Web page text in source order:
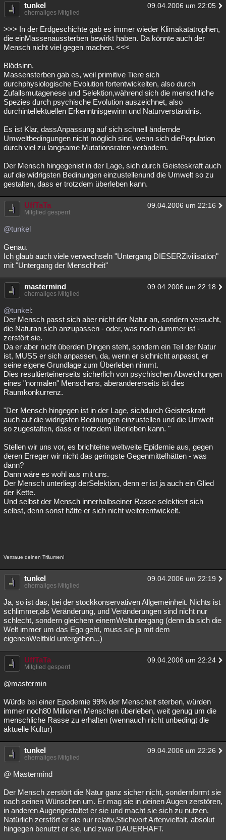
tunkel 09.04.2006 um 22:05
ehemaliges Mitglied
>>> In der Erdgeschichte gab es immer wieder Klimakatatrophen,
die einMassenaussterben bewirkt haben. Da könnte auch der
Mensch nicht viel gegen machen. <<<
Blödsinn.
Massensterben gab es, weil primitive Tiere sich
durchphysiologische Evolution fortentwickelten, also durch
Zufallsmutagenese und Selektion,während sich die menschliche
Spezies durch psychische Evolution auszeichnet, also
durchintellektuellen Erkenntnisgewinn und Naturverständnis.
Es ist Klar, dassAnpassung auf sich schnell ändernde
Umweltbedingungen nicht möglich sind, wenn sich diePopulation
durch viel zu langsame Mutationsraten verändern.
Der Mensch hingegenist in der Lage, sich durch Geisteskraft auch
auf die widrigsten Bedinungen einzustellenund die Umwelt so zu
gestalten, dass er trotzdem überleben kann.
UffTaTa 09.04.2006 um 22:16
Mitglied gesperrt
@tunkel
Genau.
Ich glaub auch viele verwechseln "Untergang DIESERZivilisation"
mit "Untergang der Menschheit"
mastermind 09.04.2006 um 22:18
ehemaliges Mitglied
@tunkel:
Der Mensch passt sich aber nicht der Natur an, sondern versucht,
die Naturan sich anzupassen - oder, was noch dummer ist -
zerstört sie.
Da er aber nicht überden Dingen steht, sondern ein Teil der Natur
ist, MUSS er sich anpassen, da, wenn er sichnicht anpasst, er
seine eigene Grundlage zum Überleben nimmt.
Dies resultierteinerseits sicherlich von psychischen Abweichungen
eines "normalen" Menschens, aberandererseits ist dies
Raumkonkurrenz.
"Der Mensch hingegen ist in der Lage, sichdurch Geisteskraft
auch auf die widrigsten Bedinungen einzustellen und die Umwelt
so zugestalten, dass er trotzdem überleben kann. "
Stellen wir uns vor, es brichteine weltweite Epidemie aus, gegen
deren Erreger wir nicht das geringste Gegenmittelhätten - was
dann?
Dann wäre es wohl aus mit uns.
Der Mensch unterliegt derSelektion, denn er ist ja auch ein Glied
der Kette.
Und selbst der Mensch innerhalbseiner Rasse selektiert sich
selbst, denn sonst hätte er sich nicht weiterentwickelt.
Vertraue deinen Träumen!
tunkel 09.04.2006 um 22:19
ehemaliges Mitglied
Ja, so ist das, bei der stockkonservativen Allgemeinheit. Nichts ist
schlimmer,als Veränderung, und Veränderungen sind nicht nur
schlecht, sondern gleichem einemWeltuntergang (denn da sich die
Welt immer um das Ego geht, muss sie ja mit dem
eigenenWeltbild untergehen...)
UffTaTa 09.04.2006 um 22:24
Mitglied gesperrt
@mastermin
Würde bei einer Epedemie 99% der Menscheit sterben, würden
immer noch80 Millionen Menschen überleben, weit genug um die
menschliche Rasse zu erhalten (wennauch nicht unbedingt die
aktuelle Kultur)
tunkel 09.04.2006 um 22:26
ehemaliges Mitglied
@ Mastermind
Der Mensch zerstört die Natur ganz sicher nicht, sondernformt sie
nach seinen Wünschen um. Er mag sie in deinen Augen zerstören,
in anderen Augengestaltet er sie und macht sie sich zu nutzen.
Natürlich zerstört er sie nur relativ,Stichwort Artenvielfalt, absolut
hingegen benutzt er sie, und zwar DAUERHAFT.